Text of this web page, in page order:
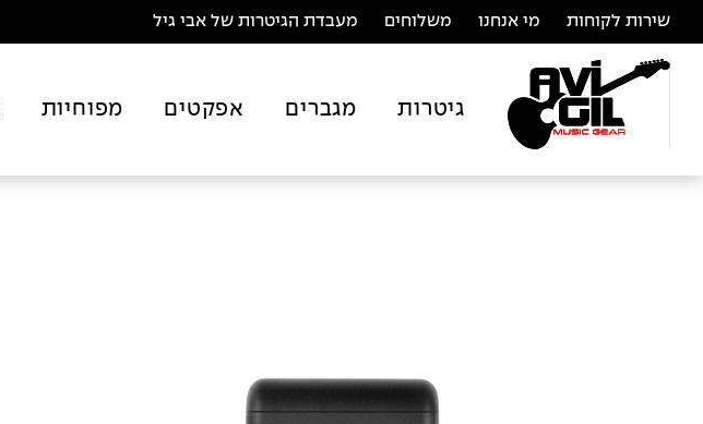
שירות לקוחות מי אנחנו משלוחים מעבדת הגיטרות של אבי גיל
גיטרות מגברים אפקטים מפוחיות